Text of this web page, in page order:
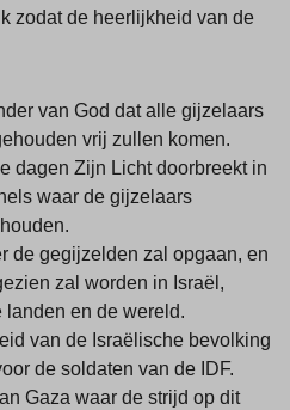
zodat de heerlijkheid van de
van God dat alle gijzelaars
vrij zullen komen.
dagen Zijn Licht doorbreekt in
waar de gijzelaars
de gegijzelden zal opgaan, en
zal worden in Israël,
en de wereld.
van de Israëlische bevolking
de soldaten van de IDF.
Gaza waar de strijd op dit